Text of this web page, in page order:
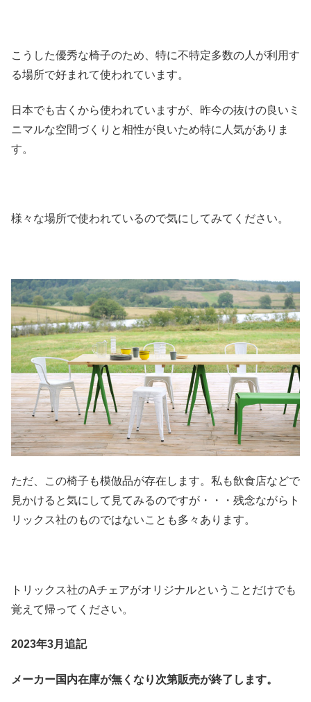
こうした優秀な椅子のため、特に不特定多数の人が利用す
る場所で好まれて使われています。
日本でも古くから使われていますが、昨今の抜けの良いミ
ニマルな空間づくりと相性が良いため特に人気がありま
す。
様々な場所で使われているので気にしてみてください。
ただ、この椅子も模倣品が存在します。私も飲食店などで
見かけると気にして見てみるのですが・・・残念ながらト
リックス社のものではないことも多々あります。
トリックス社のAチェアがオリジナルということだけでも
覚えて帰ってください。
2023年3月追記
メーカー国内在庫が無くなり次第販売が終了します。